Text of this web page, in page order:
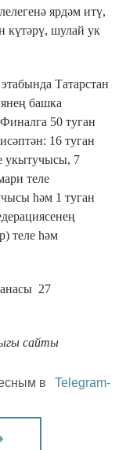
ярдәм итү,
күтәрү, шулай ук
Татарстан
башка
50 туган
16 туган
укытучысы, 7
теле
һәм 1 туган
теле һәм
27
сайты
в
Telegram-